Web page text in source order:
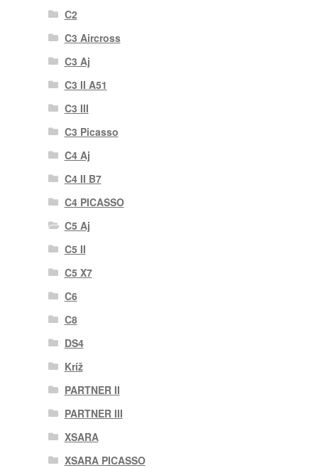
C2
C3 Aircross
C3 Aj
C3 II A51
C3 III
C3 Picasso
C4 Aj
C4 II B7
C4 PICASSO
C5 Aj
C5 II
C5 X7
C6
C8
DS4
Kríž
PARTNER II
PARTNER III
XSARA
XSARA PICASSO